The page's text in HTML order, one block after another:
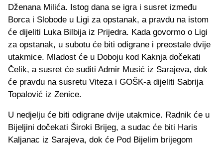
Dženana Milića. Istog dana se igra i susret između
Borca i Slobode u Ligi za opstanak, a pravdu na istom
će dijeliti Luka Bilbija iz Prijedra. Kada govormo o Ligi
za opstanak, u subotu će biti odigrane i preostale dvije
utakmice. Mladost će u Doboju kod Kaknja dočekati
Čelik, a susret će suditi Admir Musić iz Sarajeva, dok
će pravdu na susretu Viteza i GOŠK-a dijeliti Sabrija
Topalović iz Zenice.
U nedjelju će biti odigrane dvije utakmice. Radnik će u
Bijeljini dočekati Široki Brijeg, a sudac će biti Haris
Kaljanac iz Sarajeva, dok će Pod Bijelim brijegom